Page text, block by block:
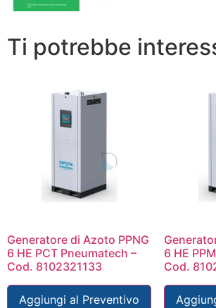
Ti potrebbe
Generatore di Azoto PPNG
6 HE PCT Pneumatech –
Cod. 8102321133
Aggiungi al Preventivo
6 HE
Cod.